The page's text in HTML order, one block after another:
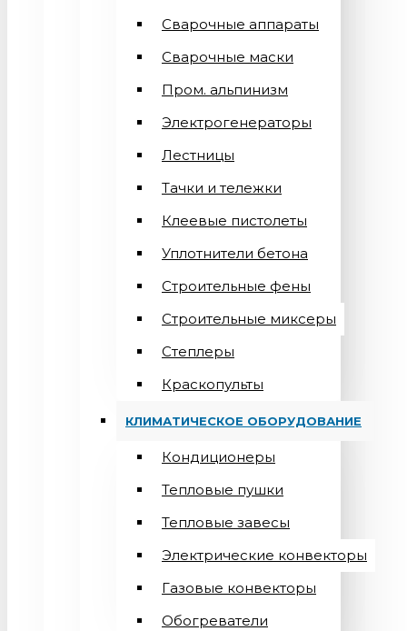
Сварочные аппараты
Cварочные маски
Пром. альпинизм
Электрогенераторы
Лестницы
Тачки и тележки
Клеевые пистолеты
Уплотнители бетона
Строительные фены
Строительные миксеры
Степлеры
Краскопульты
КЛИМАТИЧЕСКОЕ ОБОРУДОВАНИЕ
Кондиционеры
Teпловые пушки
Тепловые завесы
Электрические конвекторы
Газовые конвекторы
Обогреватели